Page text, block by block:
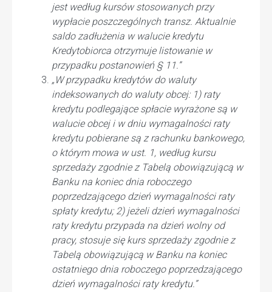
jest według kursów stosowanych przy
wypłacie poszczególnych transz. Aktualnie
saldo zadłużenia w walucie kredytu
Kredytobiorca otrzymuje listowanie w
przypadku postanowień § 11.”
„W przypadku kredytów do waluty
indeksowanych do waluty obcej: 1) raty
kredytu podlegające spłacie wyrażone są w
walucie obcej i w dniu wymagalności raty
kredytu pobierane są z rachunku bankowego,
o którym mowa w ust. 1, według kursu
sprzedaży zgodnie z Tabelą obowiązującą w
Banku na koniec dnia roboczego
poprzedzającego dzień wymagalności raty
spłaty kredytu; 2) jeżeli dzień wymagalności
raty kredytu przypada na dzień wolny od
pracy, stosuje się kurs sprzedaży zgodnie z
Tabelą obowiązującą w Banku na koniec
ostatniego dnia roboczego poprzedzającego
dzień wymagalności raty kredytu.”